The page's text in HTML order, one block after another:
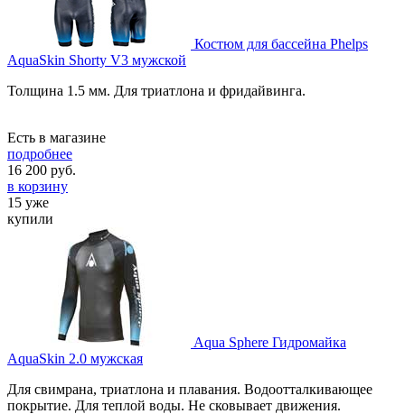
Костюм для бассейна Phelps
AquaSkin Shorty V3 мужской
Толщина 1.5 мм. Для триатлона и фридайвинга.
Есть в магазине
подробнее
16 200 руб.
в корзину
15 уже
купили
Aqua Sphere Гидромайка
AquaSkin 2.0 мужская
Для свимрана, триатлона и плавания. Водоотталкивающее
покрытие. Для теплой воды. Не сковывает движения.